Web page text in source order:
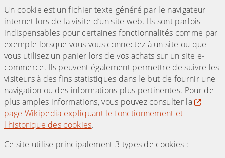
Un cookie est un fichier texte généré par le navigateur
internet lors de la visite d’un site web. Ils sont parfois
indispensables pour certaines fonctionnalités comme par
exemple lorsque vous vous connectez à un site ou que
vous utilisez un panier lors de vos achats sur un site e-
commerce. Ils peuvent également permettre de suivre les
visiteurs à des fins statistiques dans le but de fournir une
navigation ou des informations plus pertinentes. Pour de
plus amples informations, vous pouvez consulter la
page Wikipedia expliquant le fonctionnement et
l'historique des cookies.
Ce site utilise principalement 3 types de cookies :